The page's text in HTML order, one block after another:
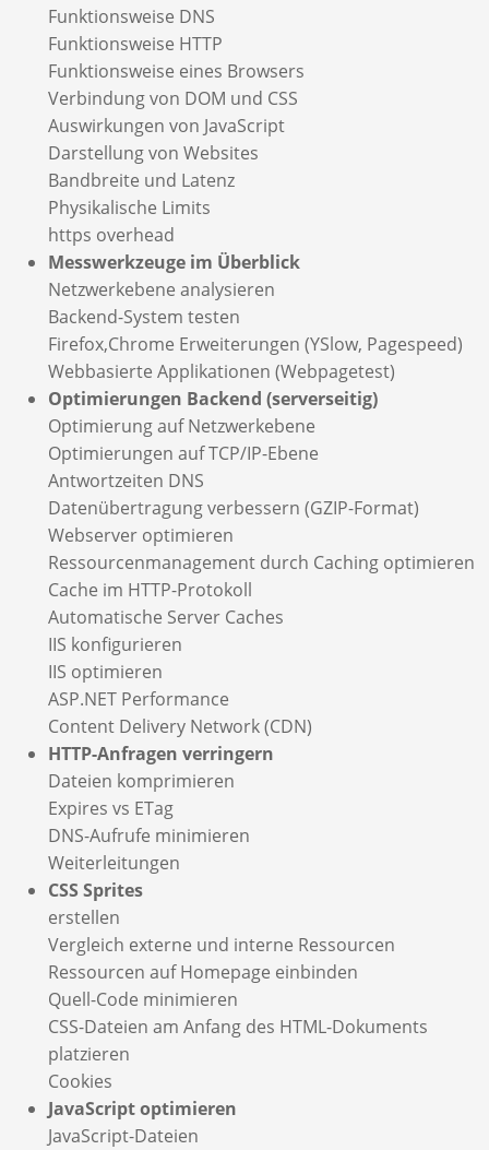
Funktionsweise DNS
Funktionsweise HTTP
Funktionsweise eines Browsers
Verbindung von DOM und CSS
Auswirkungen von JavaScript
Darstellung von Websites
Bandbreite und Latenz
Physikalische Limits
https overhead
Messwerkzeuge im Überblick
Netzwerkebene analysieren
Backend-System testen
Firefox,Chrome Erweiterungen (YSlow, Pagespeed)
Webbasierte Applikationen (Webpagetest)
Optimierungen Backend (serverseitig)
Optimierung auf Netzwerkebene
Optimierungen auf TCP/IP-Ebene
Antwortzeiten DNS
Datenübertragung verbessern (GZIP-Format)
Webserver optimieren
Ressourcenmanagement durch Caching optimieren
Cache im HTTP-Protokoll
Automatische Server Caches
IIS konfigurieren
IIS optimieren
ASP.NET Performance
Content Delivery Network (CDN)
HTTP-Anfragen verringern
Dateien komprimieren
Expires vs ETag
DNS-Aufrufe minimieren
Weiterleitungen
CSS Sprites
erstellen
Vergleich externe und interne Ressourcen
Ressourcen auf Homepage einbinden
Quell-Code minimieren
CSS-Dateien am Anfang des HTML-Dokuments
platzieren
Cookies
JavaScript optimieren
JavaScript-Dateien